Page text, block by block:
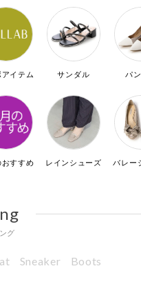
アイテム
すすめ
サンダル
レインシューズ
パ
バレー
グ
Sneaker Boots